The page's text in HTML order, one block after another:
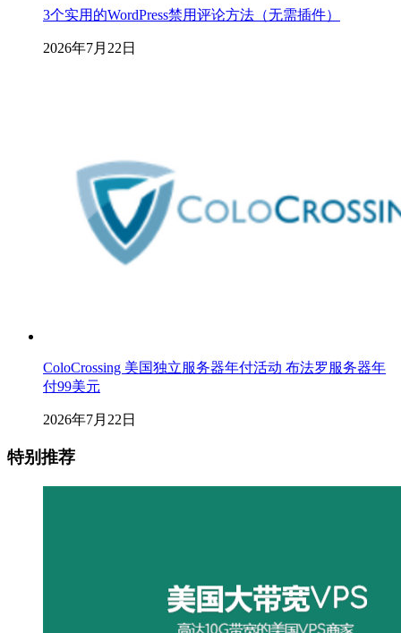
3个实用的WordPress禁用评论方法（无需插件）
2026年7月22日
ColoCrossing 美国独立服务器年付活动 布法罗服务器年
付99美元
2026年7月22日
特别推荐